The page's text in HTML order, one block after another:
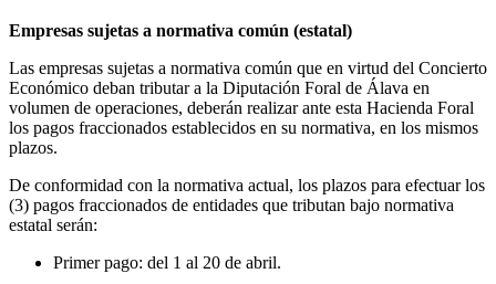
Empresas sujetas a normativa común (estatal)
Las empresas sujetas a normativa común que en virtud del Concierto
Económico deban tributar a la Diputación Foral de Álava en
volumen de operaciones, deberán realizar ante esta Hacienda Foral
los pagos fraccionados establecidos en su normativa, en los mismos
plazos.
De conformidad con la normativa actual, los plazos para efectuar los
(3) pagos fraccionados de entidades que tributan bajo normativa
estatal serán:
Primer pago: del 1 al 20 de abril.